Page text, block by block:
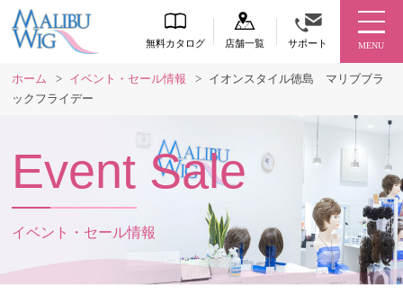
無料カタログ 店舗一覧 サポート MENU
ホーム > イベント・セール情報 > イオンスタイル徳島 マリブブラ
ックフライデー
Event Sale
イベント・セール情報